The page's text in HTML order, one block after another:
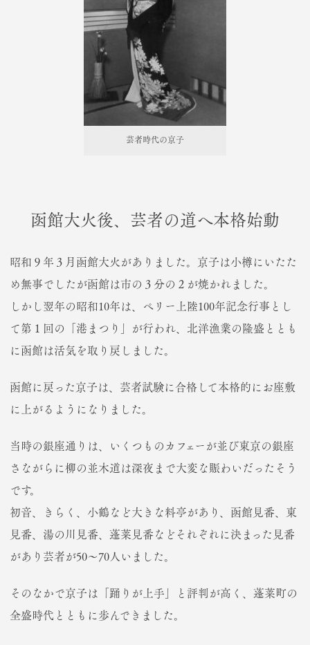
芸者時代の京子
函館大火後、芸者の道へ本格始動
昭和９年３月函館大火がありました。京子は小樽にいたた
め無事でしたが函館は市の３分の２が焼かれました。
しかし翌年の昭和10年は、ペリー上陸100年記念行事とし
て第１回の「港まつり」が行われ、北洋漁業の隆盛ととも
に函館は活気を取り戻しました。
函館に戻った京子は、芸者試験に合格して本格的にお座敷
に上がるようになりました。
当時の銀座通りは、いくつものカフェーが並び東京の銀座
さながらに柳の並木道は深夜まで大変な賑わいだったそう
です。
初音、きらく、小鶴など大きな料亭があり、函館見番、東
見番、湯の川見番、蓬莱見番などそれぞれに決まった見番
があり芸者が50～70人いました。
そのなかで京子は「踊りが上手」と評判が高く、蓬莱町の
全盛時代とともに歩んできました。